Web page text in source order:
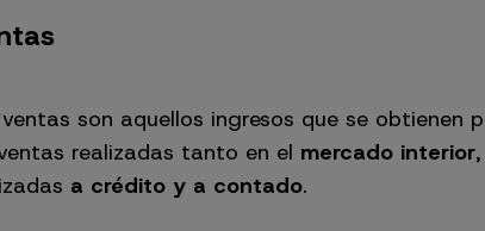
son aquellos ingresos que se obtienen
realizadas tanto en el mercado interior
a crédito y a contado.